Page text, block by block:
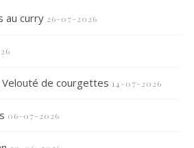
au curry 26-07-2026
de courgettes 14-07-2026
06-07-2026